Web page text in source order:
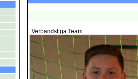
Verbandsliga Team